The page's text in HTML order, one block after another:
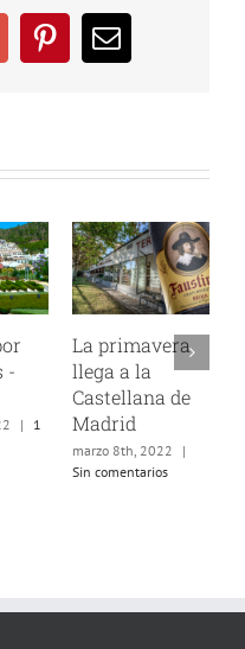
PinterestEmail
La primavera
llega a la
Castellana de
Madrid
marzo 8th, 2022 |
Sin comentarios
Con
por
febrero